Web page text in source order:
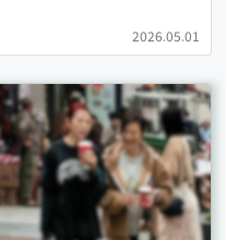
2026.05.01